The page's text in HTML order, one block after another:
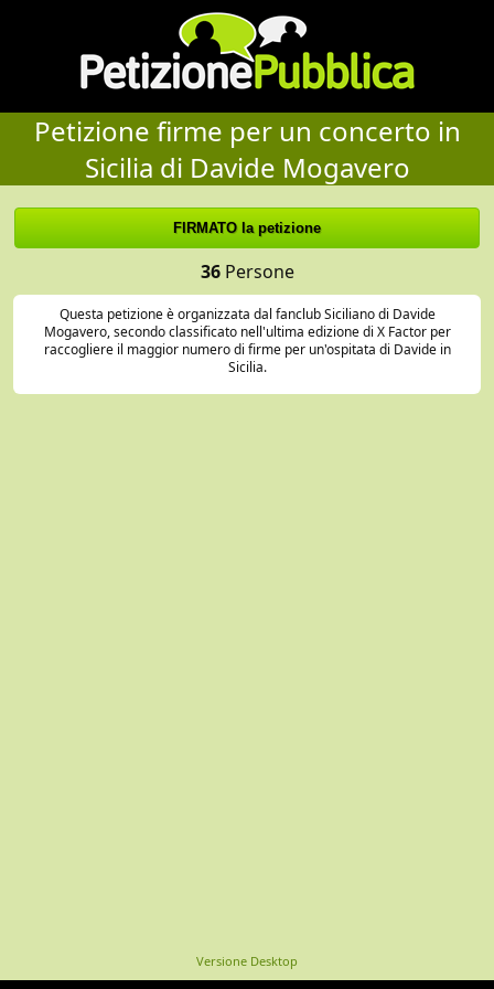
Petizione firme per un concerto in
Sicilia di Davide Mogavero
36Persone
Questa petizione è organizzata dal fanclub Siciliano di Davide
Mogavero, secondo classificato nell'ultima edizione di X Factor per
raccogliere il maggior numero di firme per un'ospitata di Davide in
Sicilia.
Versione Desktop